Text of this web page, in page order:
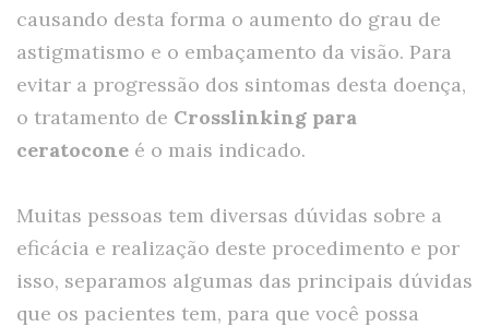
causando desta forma o aumento do grau de
astigmatismo e o embaçamento da visão. Para
evitar a progressão dos sintomas desta doença,
o tratamento de Crosslinking para
ceratocone é o mais indicado.
Muitas pessoas tem diversas dúvidas sobre a
eficácia e realização deste procedimento e por
isso, separamos algumas das principais dúvidas
que os pacientes tem, para que você possa